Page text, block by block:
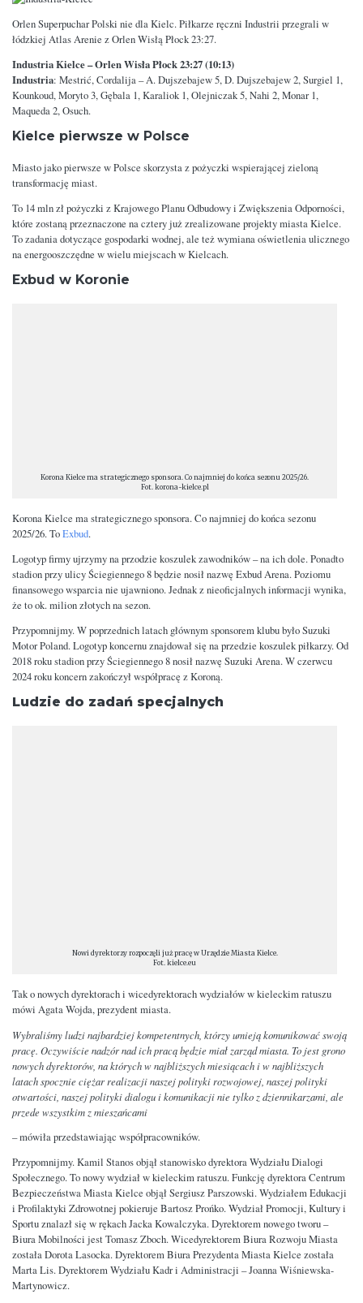
Orlen Superpuchar Polski nie dla Kielc. Piłkarze ręczni Industrii przegrali w
łódzkiej Atlas Arenie z Orlen Wisłą Płock 23:27.
Industria Kielce– Orlen Wisła Płock 23:27 (10:13)
Industria: Mestrić, Cordalija – A. Dujszebajew 5, D. Dujszebajew 2, Surgiel 1,
Kounkoud, Moryto 3, Gębala 1, Karaliok 1, Olejniczak 5, Nahi 2, Monar 1,
Maqueda 2, Osuch.
Kielce pierwsze w Polsce
Miasto jako pierwsze w Polsce skorzysta z pożyczki wspierającej zieloną
transformację miast.
To 14 mln zł pożyczki z Krajowego Planu Odbudowy i Zwiększenia Odporności,
które zostaną przeznaczone na cztery już zrealizowane projekty miasta Kielce.
To zadania dotyczące gospodarki wodnej, ale też wymiana oświetlenia ulicznego
na energooszczędne w wielu miejscach w Kielcach.
Exbud w Koronie
Korona Kielce ma strategicznego sponsora. Co najmniej do końca sezonu 2025/26.
Fot. korona-kielce.pl
Korona Kielce ma strategicznego sponsora. Co najmniej do końca sezonu
2025/26. ToExbud.
Logotyp firmy ujrzymy na przodzie koszulek zawodników – na ich dole. Ponadto
stadion przy ulicy Ściegiennego 8 będzie nosił nazwę Exbud Arena. Poziomu
finansowego wsparcia nie ujawniono. Jednak z nieoficjalnych informacji wynika,
że to ok. milion złotych na sezon.
Przypomnijmy. W poprzednich latach głównym sponsorem klubu było Suzuki
Motor Poland. Logotyp koncernu znajdował się na przedzie koszulek piłkarzy. Od
2018 roku stadion przy Ściegiennego 8 nosił nazwę Suzuki Arena. W czerwcu
2024 roku koncern zakończył współpracę z Koroną.
Ludzie do zadań specjalnych
Nowi dyrektorzy rozpoczęli już pracę w Urzędzie Miasta Kielce.
Fot. kielce.eu
Tak o nowych dyrektorach i wicedyrektorach wydziałów w kieleckim ratuszu
mówi Agata Wojda, prezydent miasta.
Wybraliśmy ludzi najbardziej kompetentnych, którzy umieją komunikować swoją
pracę. Oczywiście nadzór nad ich pracą będzie miał zarząd miasta. To jest grono
nowych dyrektorów, na których w najbliższych miesiącach i w najbliższych
latach spocznie ciężar realizacji naszej polityki rozwojowej, naszej polityki
otwartości, naszej polityki dialogu i komunikacji nie tylko z dziennikarzami, ale
przede wszystkim z mieszańcami
– mówiła przedstawiając współpracowników.
Przypomnijmy. Kamil Stanos objął stanowisko dyrektora Wydziału Dialogi
Społecznego. To nowy wydział w kieleckim ratuszu. Funkcję dyrektora Centrum
Bezpieczeństwa Miasta Kielce objął Sergiusz Parszowski. Wydziałem Edukacji
i Profilaktyki Zdrowotnej pokieruje Bartosz Prońko. Wydział Promocji, Kultury i
Sportu znalazł się w rękach Jacka Kowalczyka. Dyrektorem nowego tworu –
Biura Mobilności jest Tomasz Zboch. Wicedyrektorem Biura Rozwoju Miasta
została Dorota Lasocka. Dyrektorem Biura Prezydenta Miasta Kielce została
Marta Lis. Dyrektorem Wydziału Kadr i Administracji – Joanna Wiśniewska-
Martynowicz.